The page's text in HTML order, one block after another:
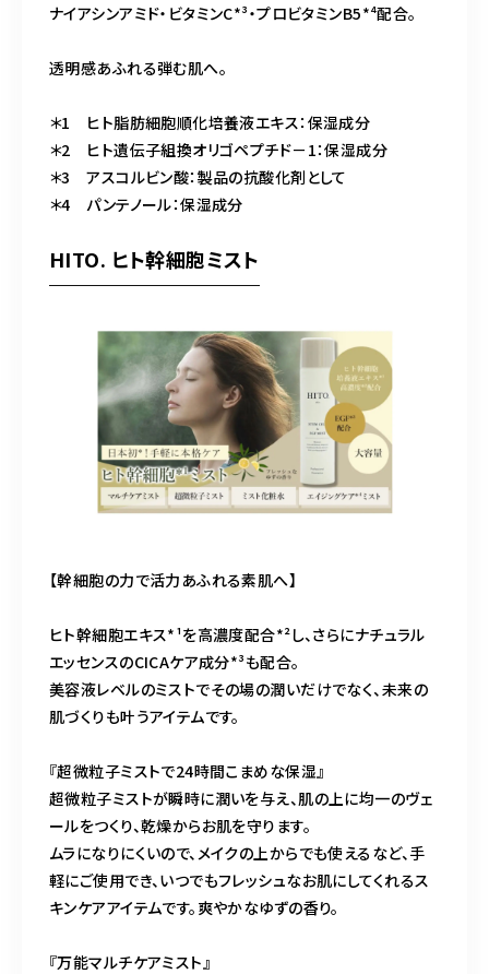
ナイアシンアミド・ビタミンC*³・プロビタミンB5*⁴配合。
透明感あふれる弾む肌へ。
＊1 ヒト脂肪細胞順化培養液エキス：保湿成分
＊2 ヒト遺伝子組換オリゴペプチド－1：保湿成分
＊3 アスコルビン酸：製品の抗酸化剤として
＊4 パンテノール：保湿成分
HITO. ヒト幹細胞ミスト
【幹細胞の力で活力あふれる素肌へ】
ヒト幹細胞エキス*¹を高濃度配合*²し、さらにナチュラル
エッセンスのCICAケア成分*³も配合。
美容液レベルのミストでその場の潤いだけでなく、未来の
肌づくりも叶うアイテムです。
『超微粒子ミストで24時間こまめな保湿』
超微粒子ミストが瞬時に潤いを与え、肌の上に均一のヴェ
ールをつくり、乾燥からお肌を守ります。
ムラになりにくいので、メイクの上からでも使えるなど、手
軽にご使用でき、いつでもフレッシュなお肌にしてくれるス
キンケアアイテムです。爽やかなゆずの香り。
『万能マルチケアミスト』